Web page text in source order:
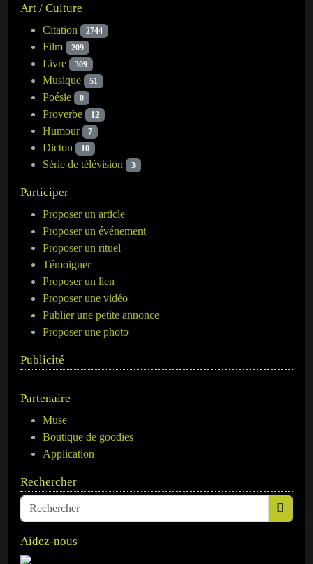
Art / Culture
Citation 2744
Film 209
Livre 309
Musique 51
Poésie 0
Proverbe 12
Humour 7
Dicton 10
Série de télévision 3
Participer
Proposer un article
Proposer un événement
Proposer un rituel
Témoigner
Proposer un lien
Proposer une vidéo
Publier une petite annonce
Proposer une photo
Publicité
Partenaire
Muse
Boutique de goodies
Application
Rechercher
Aidez-nous